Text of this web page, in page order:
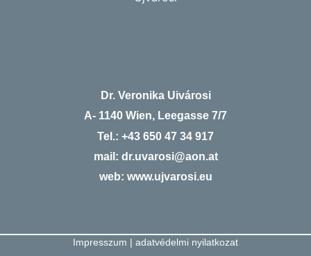
Dr. Veronika Uivárosi
A- 1140 Wien, Leegasse 7/7
Tel.: +43 650 47 34 917
mail: dr.uvarosi@aon.at
web: www.ujvarosi.eu
Impresszum | adatvédelmi nyilatkozat